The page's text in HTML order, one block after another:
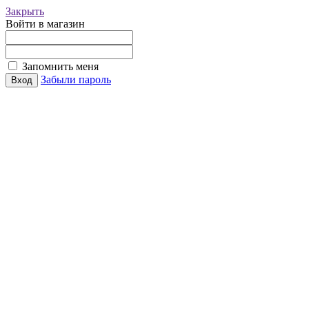
Закрыть
Войти в магазин
Запомнить меня
Забыли пароль